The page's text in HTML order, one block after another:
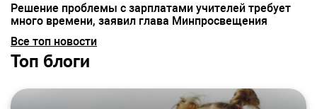
Решение проблемы с зарплатами учителей требует
много времени, заявил глава Минпросвещения
Все топ новости
Топ блоги